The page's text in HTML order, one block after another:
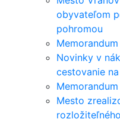
obyvateľom
pohromou
Novinky v
cestovanie
Mesto